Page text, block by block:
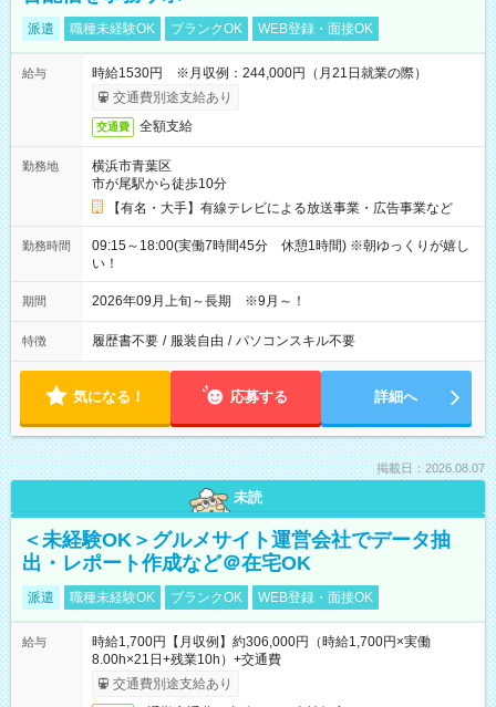
派遣 職種未経験OK ブランクOK WEB登録・面接OK
給与
時給1530円 ※月収例：244,000円（月21日就業の際）
交通費別途支給あり
交通費 全額支給
勤務地
横浜市青葉区
市が尾駅から徒歩10分
【有名・大手】有線テレビによる放送事業・広告事業など
勤務時間
09:15～18:00(実働7時間45分 休憩1時間) ※朝ゆっくりが嬉し
い！
期間 2026年09月上旬～長期 ※9月～！
特徴 履歴書不要 / 服装自由 / パソコンスキル不要
気になる！ 応募する 詳細へ
掲載日：2026.08.07
未読
＜未経験OK＞グルメサイト運営会社でデータ抽
出・レポート作成など＠在宅OK
派遣 職種未経験OK ブランクOK WEB登録・面接OK
給与
時給1,700円【月収例】約306,000円（時給1,700円×実働
8.00h×21日+残業10h）+交通費
交通費別途支給あり